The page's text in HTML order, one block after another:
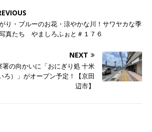
り・ブルーのお花・涼やかな川！サワヤカな季
真たち やましろふぉと＃１７６
NEXT
の向かいに「おにぎり処 十米
ろ）」がオープン予定！【京田
辺市】